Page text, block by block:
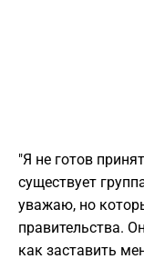
"Я не готов
существует
уважаю, но
правительства.
как заставить